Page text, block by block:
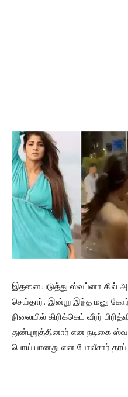
இதனையடுத்து ஸ்வப்னா கில்
செய்தார். இன்று இந்த மனு
நிலையில் கிரிக்கெட் வீரர்
துன்புறுத்தினார் என நடிகை
பொய்யானது என போலீசார்